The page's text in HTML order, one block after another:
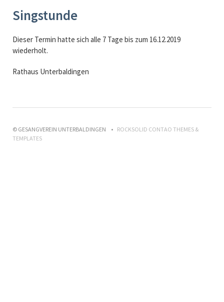
Singstunde
Dieser Termin hatte sich alle 7 Tage bis zum 16.12.2019
wiederholt.
Rathaus Unterbaldingen
© GESANGVEREIN UNTERBALDINGEN
ROCKSOLID CONTAO THEMES &
TEMPLATES